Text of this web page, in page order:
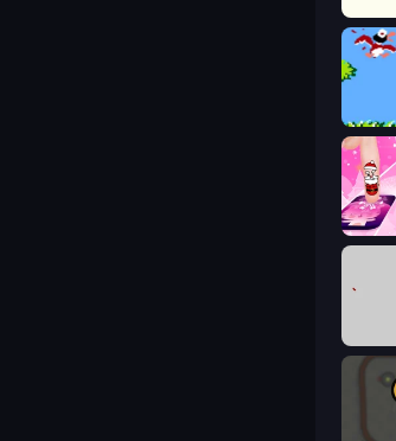
Stick
Duck